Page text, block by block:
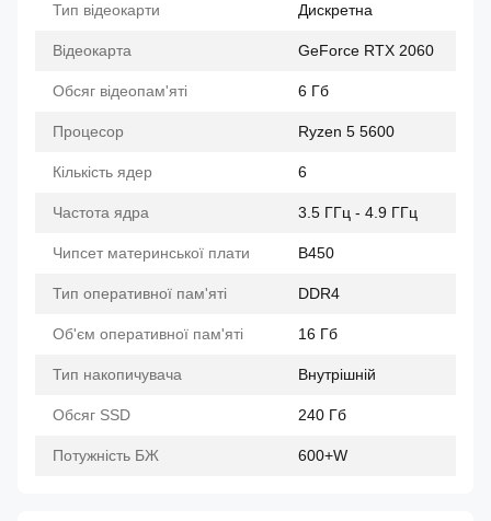
Тип відеокарти Дискретна
Відеокарта GeForce RTX 2060
Обсяг відеопам'яті 6 Гб
Процесор Ryzen 5 5600
Кількість ядер 6
Частота ядра 3.5 ГГц - 4.9 ГГц
Чипсет материнської плати B450
Тип оперативної пам'яті DDR4
Об'єм оперативної пам'яті 16 Гб
Тип накопичувача Внутрішній
Обсяг SSD 240 Гб
Потужність БЖ 600+W